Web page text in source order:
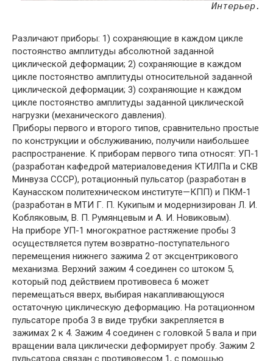
Интерьер.
Различают приборы: 1) сохраняющие в каждом цикле
постоянство амплитуды абсолютной заданной
циклической деформации; 2) сохраняющие в каждом
цикле постоянство амплитуды относительной заданной
циклической деформации; 3) сохраняющие н каждом
цикле постоянство амплитуды заданной циклической
нагрузки (механического давления).
Приборы первого и второго типов, сравнительно простые
по конструкции и обслуживанию, получили наибольшее
распространение. К приборам первого типа относят: УП-1
(разработан кафедрой материаловедения КТИЛПа и СКВ
Минвуза СССР), ротационный пульсатор (разработан в
Каунасском политехническом институте—КПП) и ПКМ-1
(разработан в МТИ Г. П. Кукипым и модернизирован Л. И.
Кобляковым, В. П. Румянцевым и А. И. Новиковым).
На приборе УП-1 многократное растяжение пробы 3
осуществляется путем возвратно-поступательного
перемещения нижнего зажима 2 от эксцентрикового
механизма. Верхний зажим 4 соединен со штоком 5,
который под действием противовеса 6 может
перемещаться вверх, выбирая накапливающуюся
остаточную циклическую деформацию. На ротационном
пульсаторе проба 3 в виде трубки закрепляется в
зажимах 2 к 4. Зажим 4 соединен с головкой 5 вала и при
вращении вала циклически деформирует пробу. Зажим 2
пульсатора связан с противовесом 1, с помощью